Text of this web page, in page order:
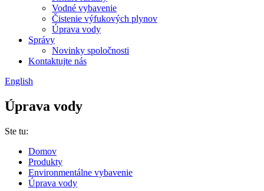
Vodné vybavenie
Čistenie výfukových plynov
Úprava vody
Správy
Novinky spoločnosti
Kontaktujte nás
English
Úprava vody
Ste tu:
Domov
Produkty
Environmentálne vybavenie
Úprava vody